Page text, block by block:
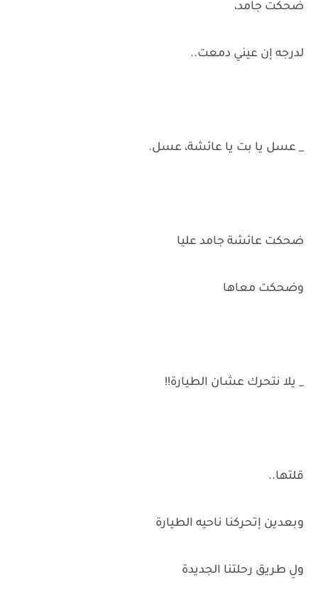
ضحكت جامد،
لدرجه إن عيني دمعت..
_ عسل يا بت يا عائشة، عسل.
ضحكت عائشة جامد عليا
وضحكت معاها
_ يلا نتحرك عشان الطيارة!!
قلتها..
وبعدين إتحركنا ناحيه الطيارة
ولِ طريق رحلتنا الجديدة